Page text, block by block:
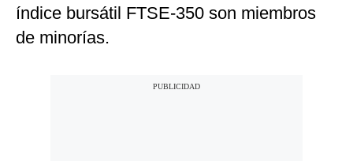
índice bursátil FTSE-350 son miembros
de minorías.